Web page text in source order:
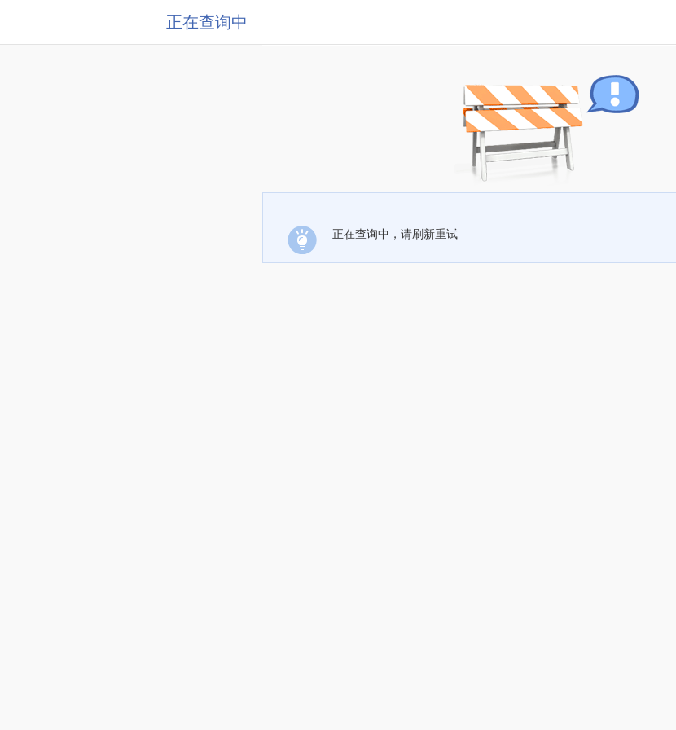
正在查询中
正在查询中，请刷新重试